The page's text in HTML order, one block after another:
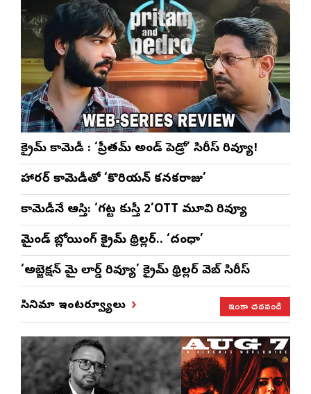
క్రైమ్ కామెడీ : ‘ప్రీతమ్ అండ్ పెడ్రో’ సిరీస్ రివ్యూ!
హారర్ కామెడీతో ‘కొరియన్ కనకరాజు’
కామెడీనే ఆస్తి: ‘గట్ట కుస్తీ 2’OTT మూవి రివ్యూ
మైండ్ బ్లోయింగ్ క్రైమ్ థ్రిల్లర్.. ‘దంధా’
‘అబ్జెక్ష‌న్ మై లార్డ్ రివ్యూ’ క్రైమ్ థ్రిల్ల‌ర్ వెబ్ సిరీస్
సినిమా ఇంటర్వ్యూలు ఇంకా చదవండి